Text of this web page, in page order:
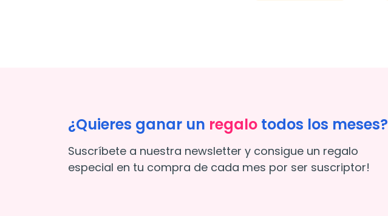
¿Quieres ganar un regalo todos los meses?
Suscríbete a nuestra newsletter y consigue un regalo
especial en tu compra de cada mes por ser suscriptor!